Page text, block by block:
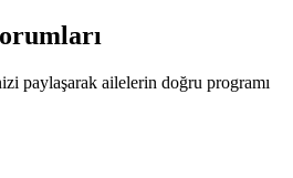
paylaşarak ailelerin doğru programı